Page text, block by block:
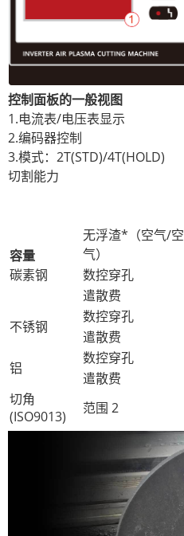
控制面板的一般视图
1.电流表/电压表显示
2.编码器控制
3.模式：2T(STD)/4T(HOLD)
切割能力
容量
碳素钢
无浮渣*（空气/空
气）
数控穿孔
遣散费
不锈钢
数控穿孔
遣散费
铝
数控穿孔
遣散费
切角
(ISO9013)
范围 2